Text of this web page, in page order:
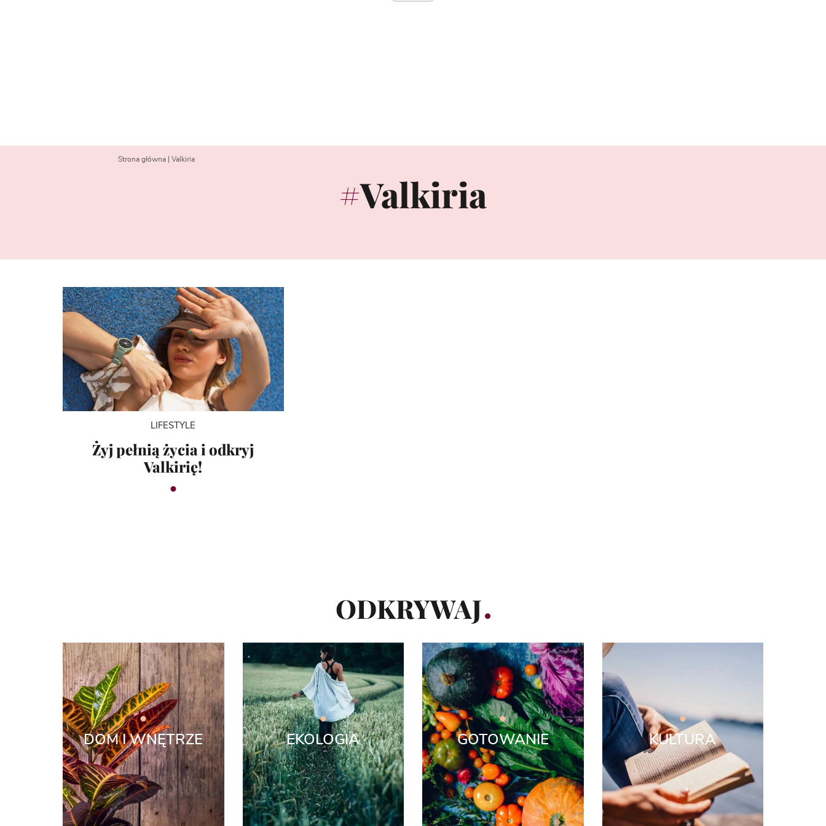
Strona główna Valkiria
Valkiria
LIFESTYLE
Żyj pełnią życia i odkryj
Valkirię!
ODKRYWAJ
DOM I WNĘTRZE EKOLOGIA GOTOWANIE KULTURA